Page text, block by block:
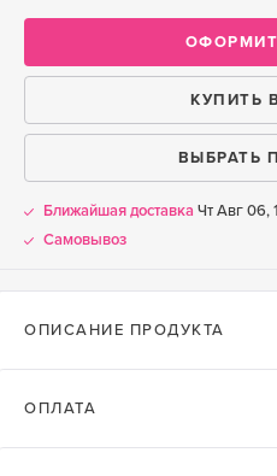
КУПИТЬ
ВЫБРАТЬ
Ближайшая доставка Чт Авг 06,
Самовывоз
ОПИСАНИЕ ПРОДУКТА
ОПЛАТА